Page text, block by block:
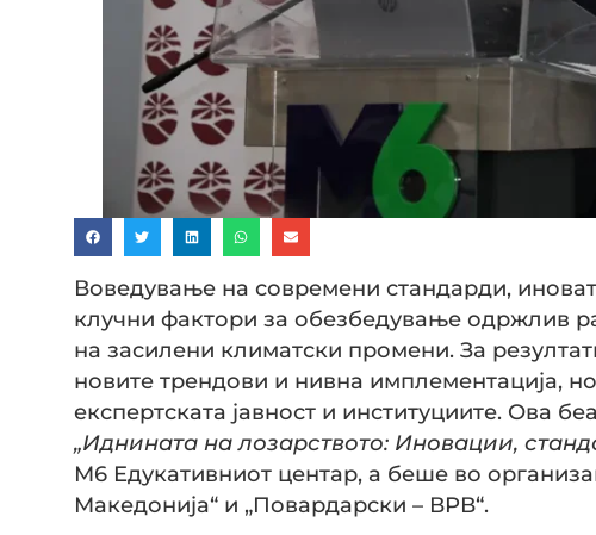
Воведување на современи стандарди,
клучни фактори за обезбедување одржлив
на засилени климатски промени. За
новите трендови и нивна имплементација,
експертската јавност и институциите. Ова
„Иднината на лозарството: Иновации,
М6 Едукативниот центар, а беше во
Македонија“ и „Повардарски – ВРВ“.